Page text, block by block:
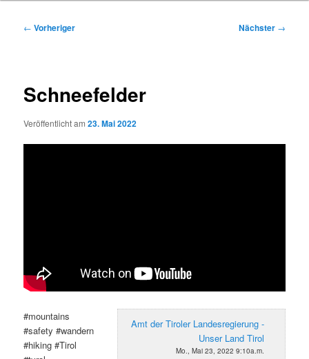
Beitragsnavigation
← Vorheriger Nächster →
Schneefelder
Veröffentlicht am23. Mai 2022
Amt der Tiroler Landesregierung -
Unser Land Tirol
Mo., Mai 23, 2022 9:10a.m.
#mountains
#safety #wandern
#hiking #Tirol